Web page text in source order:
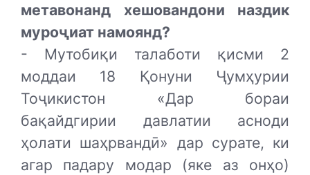
метавонанд хешовандони наздик
муроҷиат намоянд?
- Мутобиқи талаботи қисми 2
моддаи 18 Қонуни Ҷумҳурии
Тоҷикистон «Дар бораи
бақайдгирии давлатии асноди
ҳолати шаҳрвандӣ» дар сурате, ки
агар падару модар (яке аз онҳо)